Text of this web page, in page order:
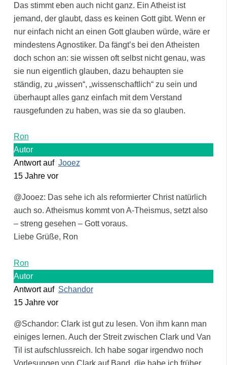
Das stimmt eben auch nicht ganz. Ein Atheist ist
jemand, der glaubt, dass es keinen Gott gibt. Wenn er
nur einfach nicht an einen Gott glauben würde, wäre er
mindestens Agnostiker. Da fängt’s bei den Atheisten
doch schon an: sie wissen oft selbst nicht genau, was
sie nun eigentlich glauben, dazu behaupten sie
ständig, zu „wissen“, „wissenschaftlich“ zu sein und
überhaupt alles ganz einfach mit dem Verstand
rausgefunden zu haben, was sie da so glauben.
Ron
Autor
Antwort auf Jooez
15 Jahre vor
@Jooez: Das sehe ich als reformierter Christ natürlich
auch so. Atheismus kommt von A-Theismus, setzt also
– streng gesehen – Gott voraus.
Liebe Grüße, Ron
Ron
Autor
Antwort auf Schandor
15 Jahre vor
@Schandor: Clark ist gut zu lesen. Von ihm kann man
einiges lernen. Auch der Streit zwischen Clark und Van
Til ist aufschlussreich. Ich habe sogar irgendwo noch
Vorlesungen von Clark auf Band, die habe ich früher